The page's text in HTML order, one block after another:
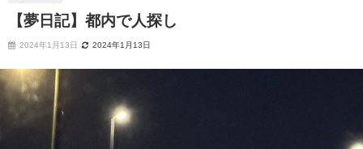
【夢日記】都内で人探し
2024年1月13日 2024年1月13日